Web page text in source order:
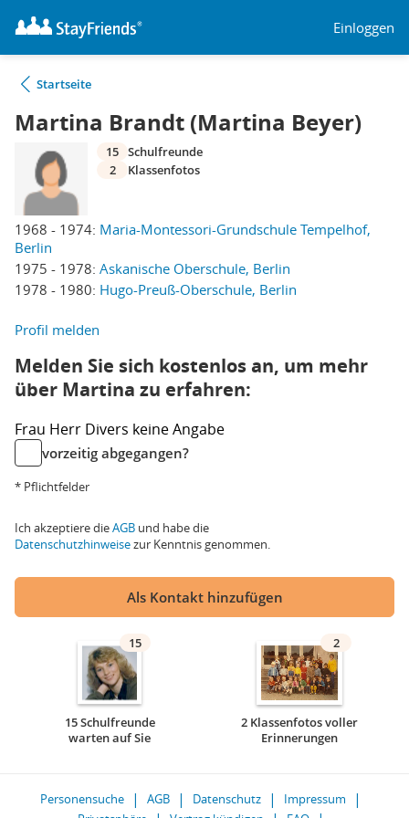
Einloggen
Startseite
Martina Brandt (Martina Beyer)
1968 - 1974: Maria-Montessori-Grundschule Tempelhof,
Berlin
1975 - 1978: Askanische Oberschule, Berlin
1978 - 1980: Hugo-Preuß-Oberschule, Berlin
15 Schulfreunde
2
Klassenfotos
Profil melden
Melden Sie sich kostenlos an, um mehr
über Martina zu erfahren:
Frau Herr Divers keine Angabe
vorzeitig abgegangen?
* Pflichtfelder
Ich akzeptiere dieAGB und habe die
Datenschutzhinweisezur Kenntnis genommen.
Als Kontakt hinzufügen
15
15 Schulfreunde
warten auf Sie
2
2 Klassenfotos voller
Erinnerungen
Personensuche AGB Datenschutz
Impressum